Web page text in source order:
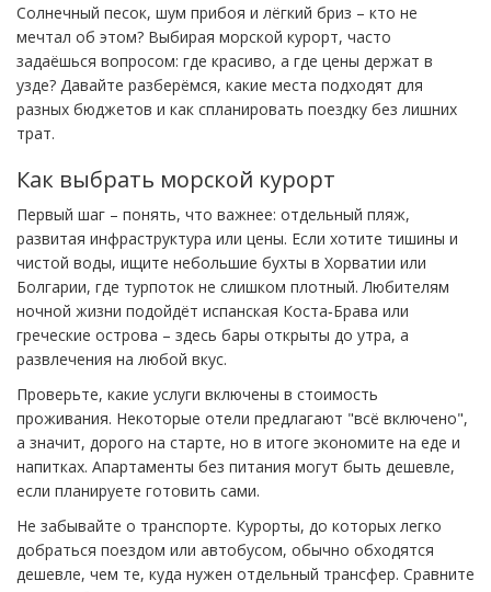
Солнечный песок, шум прибоя и лёгкий бриз – кто не
мечтал об этом? Выбирая морской курорт, часто
задаёшься вопросом: где красиво, а где цены держат в
узде? Давайте разберёмся, какие места подходят для
разных бюджетов и как спланировать поездку без лишних
трат.
Как выбрать морской курорт
Первый шаг – понять, что важнее: отдельный пляж,
развитая инфраструктура или цены. Если хотите тишины и
чистой воды, ищите небольшие бухты в Хорватии или
Болгарии, где турпоток не слишком плотный. Любителям
ночной жизни подойдёт испанская Коста‑Брава или
греческие острова – здесь бары открыты до утра, а
развлечения на любой вкус.
Проверьте, какие услуги включены в стоимость
проживания. Некоторые отели предлагают "всё включено",
а значит, дорого на старте, но в итоге экономите на еде и
напитках. Апартаменты без питания могут быть дешевле,
если планируете готовить сами.
Не забывайте о транспорте. Курорты, до которых легко
добраться поездом или автобусом, обычно обходятся
дешевле, чем те, куда нужен отдельный трансфер. Сравните